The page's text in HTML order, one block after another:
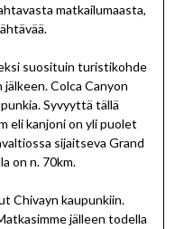
matkailumaasta,
suosituin turistikohde
Colca Canyon
Syvyyttä tällä
eli kanjoni on yli puolet
sijaitseva Grand
on n. 70km.
Chivayn kaupunkiin.
jälleen todella